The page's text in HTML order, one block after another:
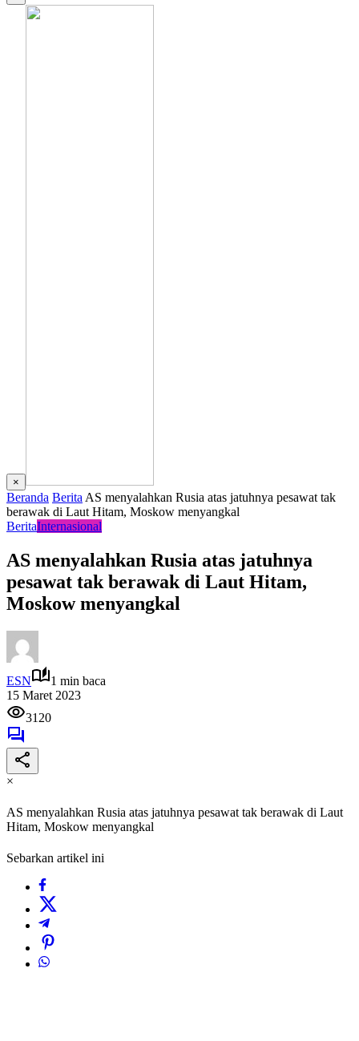
×
Beranda Berita AS menyalahkan Rusia atas jatuhnya pesawat tak
berawak di Laut Hitam, Moskow menyangkal
BeritaInternasional
AS menyalahkan Rusia atas jatuhnya
pesawat tak berawak di Laut Hitam,
Moskow menyangkal
ESN
1 min baca
15 Maret 2023
3120
×
AS menyalahkan Rusia atas jatuhnya pesawat tak berawak di Laut
Hitam, Moskow menyangkal
Sebarkan artikel ini